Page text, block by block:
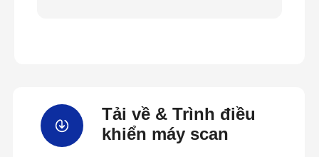
Tải về & Trình điều
khiển máy scan